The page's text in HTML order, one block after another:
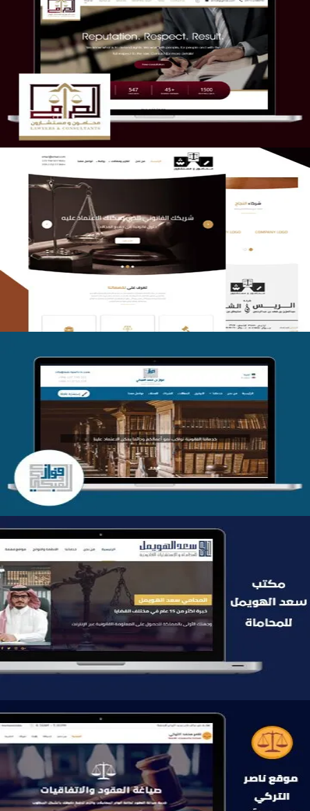
موقع الصرامي للمحاماة
التفاصيل
الريس والشعلان للمحاماة
التفاصيل
موقع فواز المبكي للمحاماة
التفاصيل
موقع سعد الهويمل للمحاماة
التفاصيل
موقع ناصر التركي للمحاماة